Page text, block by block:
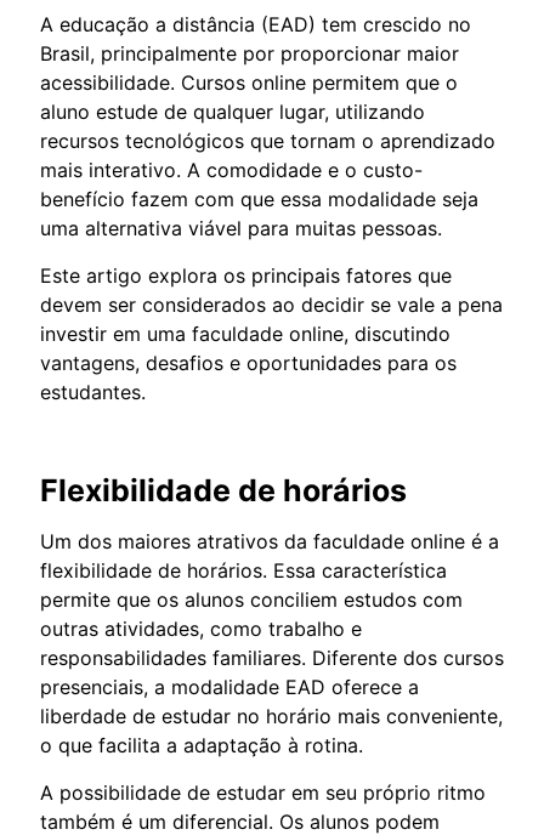
A educação a distância (EAD) tem crescido no
Brasil, principalmente por proporcionar maior
acessibilidade. Cursos online permitem que o
aluno estude de qualquer lugar, utilizando
recursos tecnológicos que tornam o aprendizado
mais interativo. A comodidade e o custo-
benefício fazem com que essa modalidade seja
uma alternativa viável para muitas pessoas.
Este artigo explora os principais fatores que
devem ser considerados ao decidir se vale a pena
investir em uma faculdade online, discutindo
vantagens, desafios e oportunidades para os
estudantes.
Flexibilidade de horários
Um dos maiores atrativos da faculdade online é a
flexibilidade de horários. Essa característica
permite que os alunos conciliem estudos com
outras atividades, como trabalho e
responsabilidades familiares. Diferente dos cursos
presenciais, a modalidade EAD oferece a
liberdade de estudar no horário mais conveniente,
o que facilita a adaptação à rotina.
A possibilidade de estudar em seu próprio ritmo
também é um diferencial. Os alunos podem